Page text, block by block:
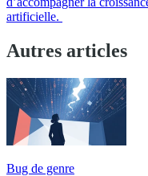
artificielle.
Autres articles
Bug de genre